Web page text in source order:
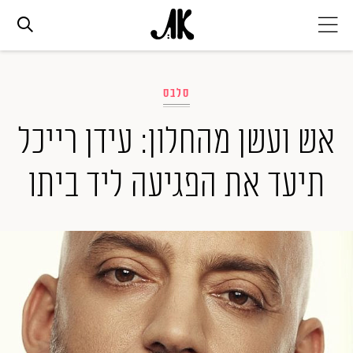
אופנה
ביוטי
סלבס
ערוצים נוספים
המגזין
סלבס
אש ועשן מהחלון: עידן רייכל
תיעד את הפגיעה ליד ביתו